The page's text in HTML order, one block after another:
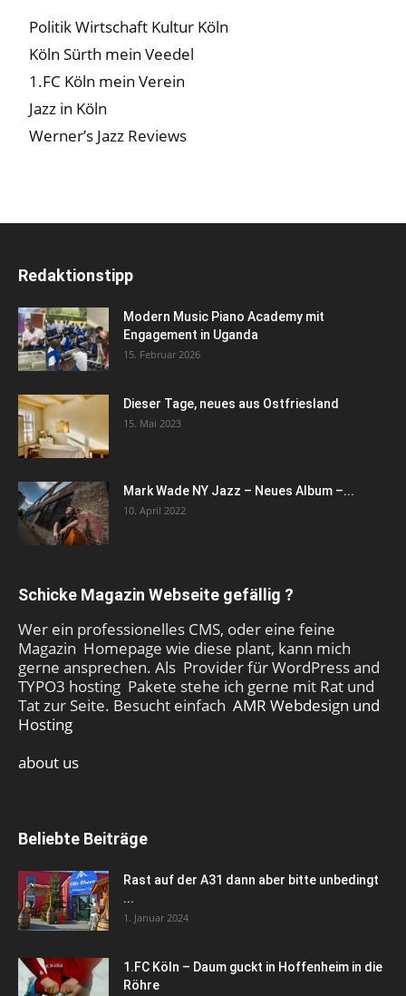
Politik Wirtschaft Kultur Köln
Köln Sürth mein Veedel
1.FC Köln mein Verein
Jazz in Köln
Werner’s Jazz Reviews
Redaktionstipp
Modern Music Piano Academy mit
Engagement in Uganda
15. Februar 2026
Dieser Tage, neues aus Ostfriesland
15. Mai 2023
Mark Wade NY Jazz – Neues Album –...
10. April 2022
Schicke Magazin Webseite gefällig ?
Wer ein professionelles CMS, oder eine feine
Magazin Homepage wie diese plant, kann mich
gerne ansprechen. Als Provider für WordPress and
TYPO3 hosting Pakete stehe ich gerne mit Rat und
Tat zur Seite. Besucht einfach AMR Webdesign und
Hosting
about us
Beliebte Beiträge
Rast auf der A31 dann aber bitte unbedingt
...
1. Januar 2024
1.FC Köln – Daum guckt in Hoffenheim in die
Röhre